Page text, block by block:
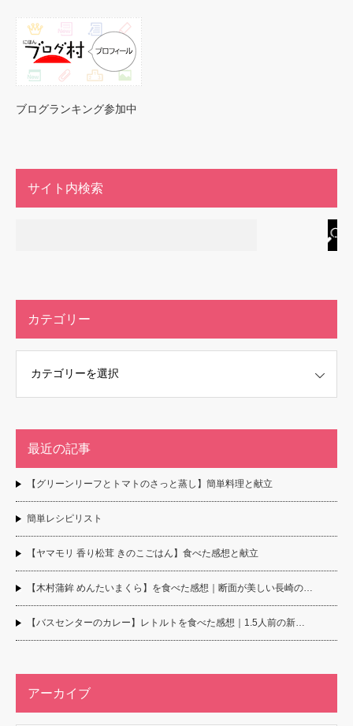
ブログランキング参加中
サイト内検索
カテゴリー
最近の記事
【グリーンリーフとトマトのさっと蒸し】簡単料理と献立
簡単レシピリスト
【ヤマモリ 香り松茸 きのこごはん】食べた感想と献立
【木村蒲鉾 めんたいまくら】を食べた感想｜断面が美しい長崎の…
【バスセンターのカレー】レトルトを食べた感想｜1.5人前の新…
アーカイブ